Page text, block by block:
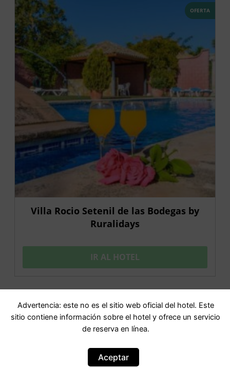
OFERTA
Villa Rocio Setenil de las Bodegas by
Ruralidays
IR AL HOTEL
OFERTA
Advertencia: este no es el sitio web oficial del hotel. Este
sitio contiene información sobre el hotel y ofrece un servicio
de reserva en línea.
Aceptar